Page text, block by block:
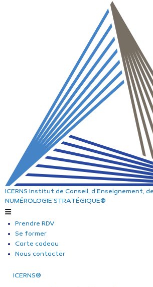
ICERNS Institut de Conseil, d’Enseignement,
NUMÉROLOGIE STRATÉGIQUE®
Prendre RDV
Se former
Carte cadeau
Nous contacter
ICERNS®